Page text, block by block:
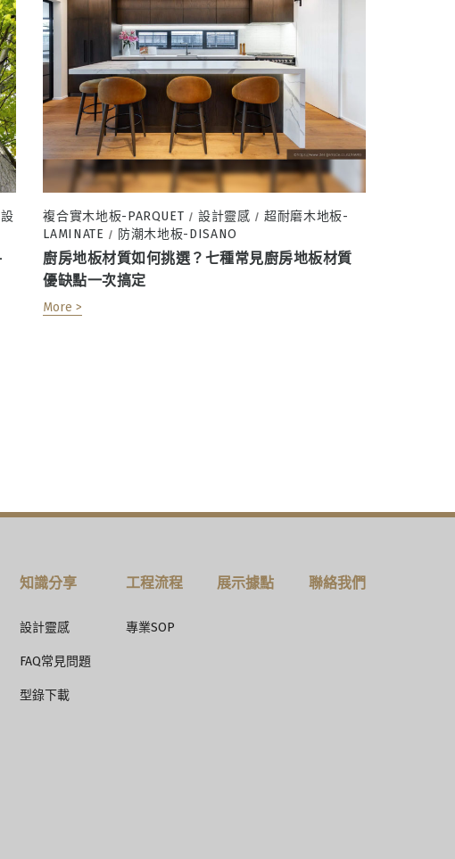
設
複合實木地板-PARQUET / 設計靈感 /超耐磨木地板-
LAMINATE / 防潮木地板-DISANO
廚房地板材質如何挑選？七種常見廚房地板材質
優缺點一次搞定
More >
知識分享
設計靈感
FAQ常見問題
型錄下載
工程流程
專業SOP
展示據點 聯絡我們